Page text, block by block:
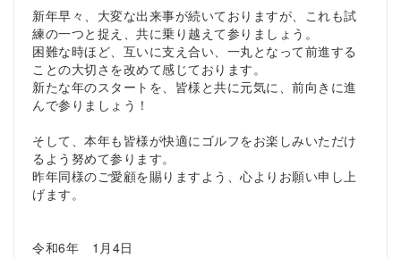
新年早々、大変な出来事が続いておりますが、これも試
練の一つと捉え、共に乗り越えて参りましょう。
困難な時ほど、互いに支え合い、一丸となって前進する
ことの大切さを改めて感じております。
新たな年のスタートを、皆様と共に元気に、前向きに進
んで参りましょう！
そして、本年も皆様が快適にゴルフをお楽しみいただけ
るよう努めて参ります。
昨年同様のご愛顧を賜りますよう、心よりお願い申し上
げます。
令和6年 1月4日